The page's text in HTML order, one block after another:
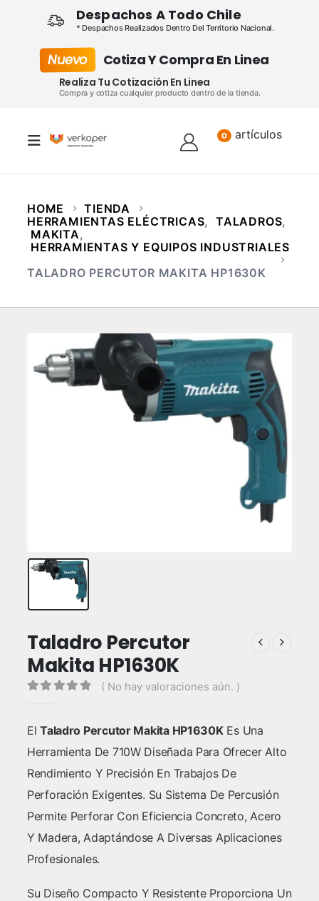
Despachos A Todo Chile
* Despachos Realizados Dentro Del Territorio Nacional.
Nuevo Cotiza Y Compra En Linea
Realiza Tu Cotización En Linea
Compra y cotiza cualquier producto dentro de la tienda.
0 artículos
HOME
TIENDA
HERRAMIENTAS ELÉCTRICAS, TALADROS,
MAKITA,
HERRAMIENTAS Y EQUIPOS INDUSTRIALES
TALADRO PERCUTOR MAKITA HP1630K
Taladro Percutor
Makita HP1630K
( No hay valoraciones aún. )
ElTaladro Percutor Makita HP1630KEs Una
Herramienta De 710W Diseñada Para Ofrecer Alto
Rendimiento Y Precisión En Trabajos De
Perforación Exigentes. Su Sistema De Percusión
Permite Perforar Con Eficiencia Concreto, Acero
Y Madera, Adaptándose A Diversas Aplicaciones
Profesionales.
Su Diseño Compacto Y Resistente Proporciona Un